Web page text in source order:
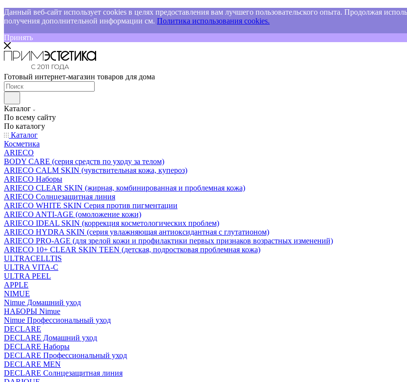
Данный веб-сайт использует cookies в целях предоставления вам лучшего пользовательского опыта. Продолжая
получения дополнительной информации см. Политика использования cookies.
Принять
Готовый интернет-магазин товаров для дома
Каталог
По всему сайту
По каталогу
Каталог
Косметика
ARIECO
BODY CARE (серия средств по уходу за телом)
ARIECO CALM SKIN (чувствительная кожа, купероз)
ARIECO Наборы
ARIECO CLEAR SKIN (жирная, комбинированная и проблемная кожа)
ARIECO Солнцезащитная линия
ARIECO WHITE SKIN Серия против пигментации
ARIECO ANTI-AGE (омоложение кожи)
ARIECO IDEAL SKIN (коррекция косметологических проблем)
ARIECO HYDRA SKIN (серия увлажняющая антиоксидантная с глутатионом)
ARIECO PRO-AGE (для зрелой кожи и профилактики первых признаков возрастных изменений)
ARIECO 10+ CLEAR SKIN TEEN (детская, подростковая проблемная кожа)
ULTRACELLTIS
ULTRA VITA-C
ULTRA PEEL
APPLE
NIMUE
Nimue Домашний уход
НАБОРЫ Nimue
Nimue Профессиональный уход
DECLARE
DECLARE Домашний уход
DECLARE Наборы
DECLARE Профессиональный уход
DECLARE MEN
DECLARE Солнцезащитная линия